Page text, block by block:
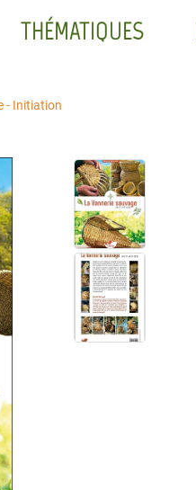
THÉMATIQUES
- Initiation